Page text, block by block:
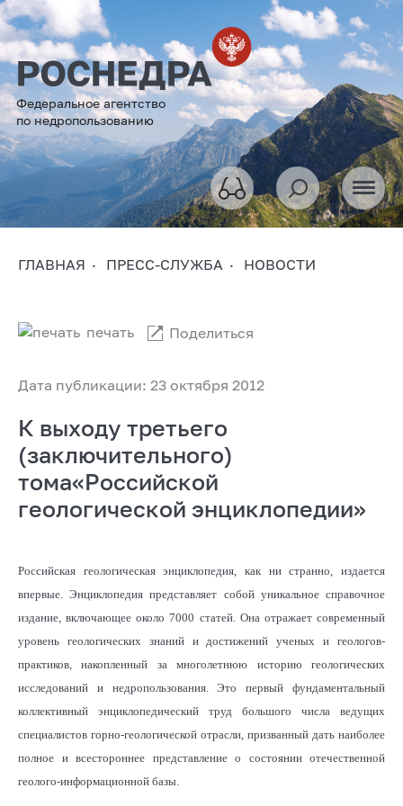
Федеральное агентство
по недропользованию
ГЛАВНАЯ ПРЕСС-СЛУЖБА НОВОСТИ
Дата публикации: 23 октября 2012
печать Поделиться
К выходу третьего
(заключительного)
тома«Российской
геологической энциклопедии»
Российская геологическая энциклопедия, как ни странно, издается
впервые. Энциклопедия представляет собой уникальное справочное
издание, включающее около 7000 статей. Она отражает современный
уровень геологических знаний и достижений ученых и геологов-
практиков, накопленный за многолетнюю историю геологических
исследований и недропользования. Это первый фундаментальный
коллективный энциклопедический труд большого числа ведущих
специалистов горно-геологической отрасли, призванный дать наиболее
полное и всестороннее представление о состоянии отечественной
геолого-информационной базы.